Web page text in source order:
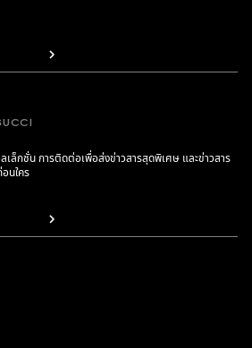
เล็กชั่น การติดต่อเพื่อส่งข่าวสารสุดพิเศษ และข่าวสาร
นใคร